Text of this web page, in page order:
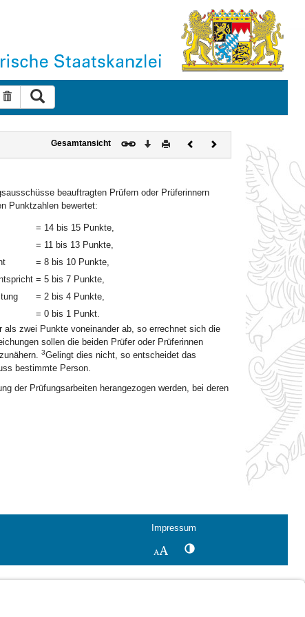
Suche zurücksetzen
Gesamtansicht Download
DruckenVorherigesNächstes
Dokument
beauftragten Prüfern oder Prüferinnern
Punktzahlen bewertet:
= 14 bis 15 Punkte,
= 11 bis 13 Punkte,
= 8 bis 10 Punkte,
= 5 bis 7 Punkte,
= 2 bis 4 Punkte,
= 0 bis 1 Punkt.
zwei Punkte voneinander ab, so errechnet sich die
sollen die beiden Prüfer oder Prüferinnen
3Gelingt dies nicht, so entscheidet das
bestimmte Person.
der Prüfungsarbeiten herangezogen werden, bei deren
Impressum
SchriftgrößeKontrastwechsel